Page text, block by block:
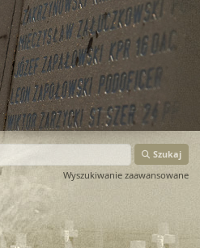
Szukaj
Wyszukiwanie zaawansowane